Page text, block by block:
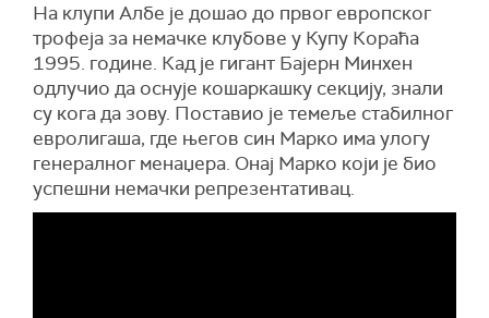
На клупи Албе је дошао до првог европског
трофеја за немачке клубове у Купу Кораћа
1995. године. Кад је гигант Бајерн Минхен
одлучио да оснује кошаркашку секцију, знали
су кога да зову. Поставио је темеље стабилног
евролигаша, где његов син Марко има улогу
генералног менаџера. Онај Марко који је био
успешни немачки репрезентативац.